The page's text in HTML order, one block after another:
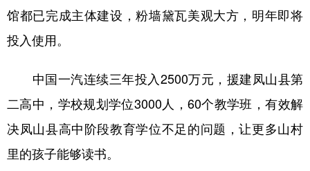
馆都已完成主体建设，粉墙黛瓦美观大方，明年即将
投入使用。
中国一汽连续三年投入2500万元，援建凤山县第
二高中，学校规划学位3000人，60个教学班，有效解
决凤山县高中阶段教育学位不足的问题，让更多山村
里的孩子能够读书。